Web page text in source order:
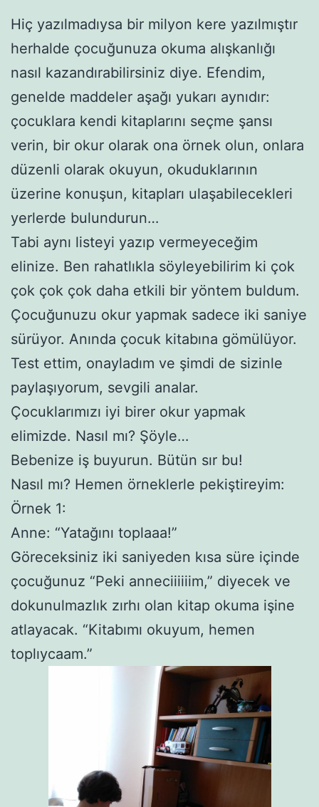
Hiç yazılmadıysa bir milyon kere yazılmıştır
herhalde çocuğunuza okuma alışkanlığı
nasıl kazandırabilirsiniz diye. Efendim,
genelde maddeler aşağı yukarı aynıdır:
çocuklara kendi kitaplarını seçme şansı
verin, bir okur olarak ona örnek olun, onlara
düzenli olarak okuyun, okuduklarının
üzerine konuşun, kitapları ulaşabilecekleri
yerlerde bulundurun…
Tabi aynı listeyi yazıp vermeyeceğim
elinize. Ben rahatlıkla söyleyebilirim ki çok
çok çok çok daha etkili bir yöntem buldum.
Çocuğunuzu okur yapmak sadece iki saniye
sürüyor. Anında çocuk kitabına gömülüyor.
Test ettim, onayladım ve şimdi de sizinle
paylaşıyorum, sevgili analar.
Çocuklarımızı iyi birer okur yapmak
elimizde. Nasıl mı? Şöyle…
Bebenize iş buyurun. Bütün sır bu!
Nasıl mı? Hemen örneklerle pekiştireyim:
Örnek 1:
Anne: “Yatağını toplaaa!”
Göreceksiniz iki saniyeden kısa süre içinde
çocuğunuz “Peki anneciiiiiim,” diyecek ve
dokunulmazlık zırhı olan kitap okuma işine
atlayacak. “Kitabımı okuyum, hemen
toplıycaam.”